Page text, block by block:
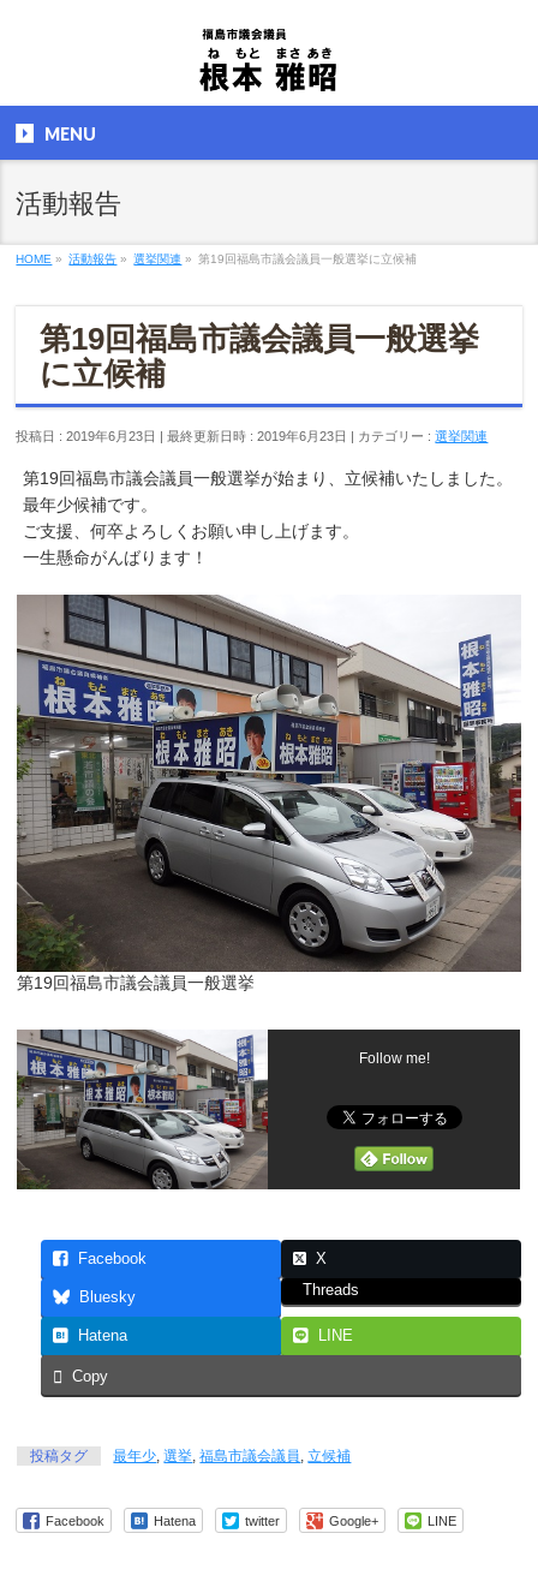
MENU
活動報告
HOME » 活動報告 » 選挙関連 » 第19回福島市議会議員一般選挙に立候補
第19回福島市議会議員一般選挙
に立候補
投稿日 : 2019年6月23日 最終更新日時 : 2019年6月23日 カテゴリー :選挙関連
第19回福島市議会議員一般選挙が始まり、立候補いたしました。
最年少候補です。
ご支援、何卒よろしくお願い申し上げます。
一生懸命がんばります！
第19回福島市議会議員一般選挙
Follow me!
Facebook X
Bluesky Threads
Hatena LINE
Copy
投稿タグ 最年少,選挙,福島市議会議員,立候補
Facebook Hatena twitter Google+ LINE